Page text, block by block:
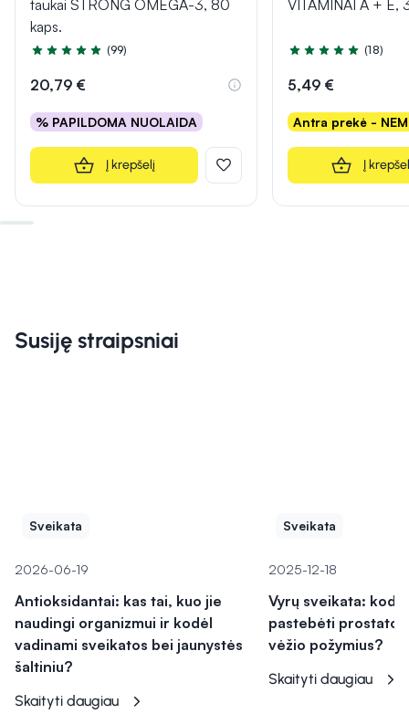
taukai STRONG OMEGA-3, 80
kaps.
Įvertinimas 4.9 iš 5
(99)
20,79 €
% PAPILDOMA NUOLAIDA
Į krepšelį
VITAMINAI A + E,
Įvertinimas 4.9 iš 5
(18)
5,49 €
Antra prekė -
Į
Susiję straipsniai
Sveikata
2026-06-19
Antioksidantai: kas tai, kuo jie
naudingi organizmui ir kodėl
vadinami sveikatos bei jaunystės
šaltiniu?
Skaityti daugiau
Sveikata
2025-12-18
Vyrų sveikata:
pastebėti
vėžio požymius?
Skaityti daugiau